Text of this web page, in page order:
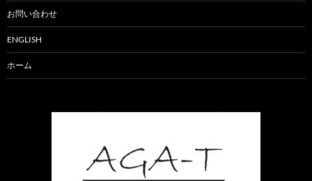
お問い合わせ
ENGLISH
ホーム